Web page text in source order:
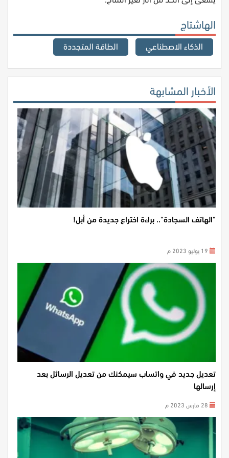
الهاشتاج
الذكاء الاصطناعي الطاقة المتجددة
الأخبار المشابهة
"الهاتف السجادة".. براءة اختراع جديدة من أبل!
تعديل جديد في واتساب سيمكنك من تعديل الرسائل بعد
إرسالها